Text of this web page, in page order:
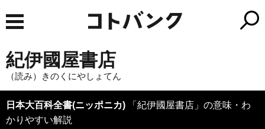
紀伊國屋書店
（読み）きのくにやしょてん
日本大百科全書(ニッポニカ) 「紀伊國屋書店」の意味・わ
かりやすい解説